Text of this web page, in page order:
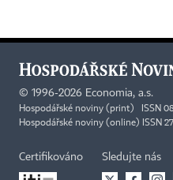
© 1996-2026 Economia, a.s.
Hospodářské noviny (print) ISSN
Hospodářské noviny (online) ISSN
Certifikováno Sledujte nás